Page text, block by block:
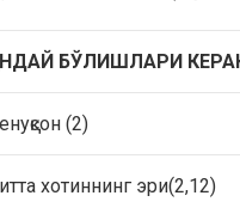
БЎЛИШЛАРИ
(2)
хотиннинг эри(2,12)